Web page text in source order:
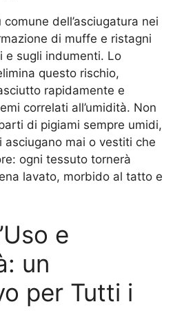
comune dell’asciugatura nei
di muffe e ristagni
e sugli indumenti. Lo
questo rischio,
rapidamente e
correlati all’umidità. Non
di pigiami sempre umidi,
asciugano mai o vestiti che
ogni tessuto tornerà
lavato, morbido al tatto e
e
un
per Tutti i